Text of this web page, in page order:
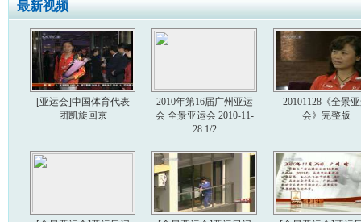
最新视频
[亚运会]中国体育代表
团凯旋回京
2010年第16届广州亚运
会 全景亚运会 2010-11-
28 1/2
20101128《全景
会》完整版